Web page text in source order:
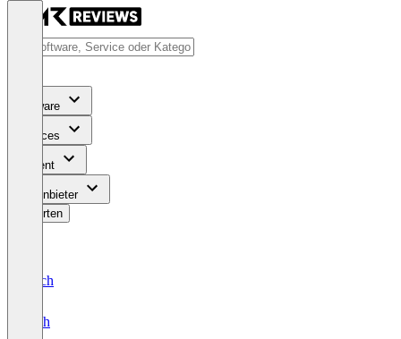
Software
Services
Content
Für Anbieter
Bewerten
Deutsch
English